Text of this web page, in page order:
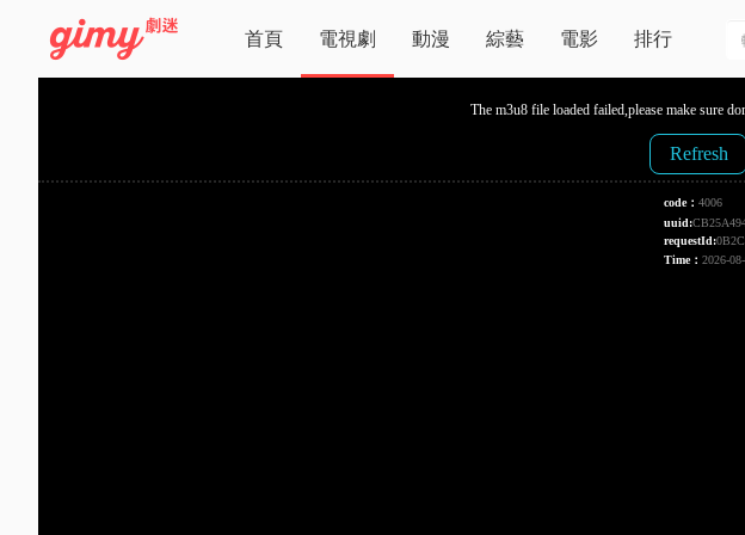
首頁 電視劇 動漫 綜藝 電影 排行